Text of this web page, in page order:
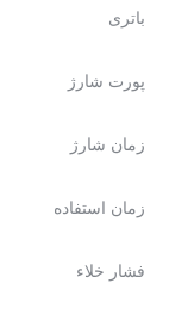
باتری
پورت شارژ
زمان شارژ
زمان استفاده
فشار خلاء